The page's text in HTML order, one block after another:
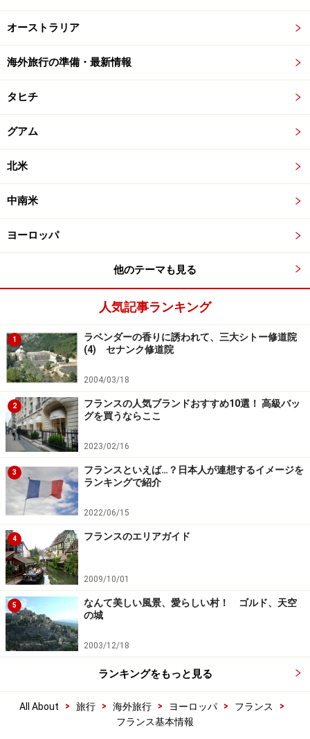
オーストラリア
海外旅行の準備・最新情報
タヒチ
グアム
北米
中南米
ヨーロッパ
他のテーマも見る
人気記事ランキング
1
ラベンダーの香りに誘われて、三大シトー修道院
(4) セナンク修道院
2004/03/18
2
フランスの人気ブランドおすすめ10選！ 高級バッ
グを買うならここ
2023/02/16
3
フランスといえば…？日本人が連想するイメージを
ランキングで紹介
2022/06/15
4 フランスのエリアガイド
2009/10/01
5
なんて美しい風景、愛らしい村！ ゴルド、天空
の城
2003/12/18
ランキングをもっと見る
All About > 旅行 > 海外旅行 > ヨーロッパ > フランス
>
フランス基本情報